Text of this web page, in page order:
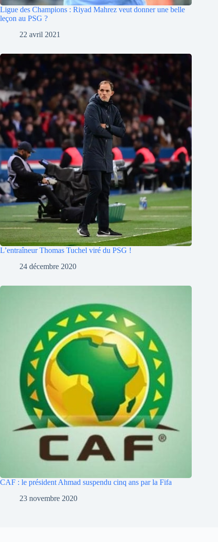
Ligue des Champions : Riyad Mahrez veut donner une belle
leçon au PSG ?
22 avril 2021
L’entraîneur Thomas Tuchel viré du PSG !
24 décembre 2020
CAF : le président Ahmad suspendu cinq ans par la Fifa
23 novembre 2020